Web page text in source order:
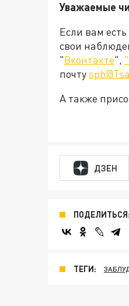
Уважаемые
Если вам
свои
"Вконтакте",
почту
А также
ДЗЕН
ПОДЕЛИТЬСЯ:
ТЕГИ: